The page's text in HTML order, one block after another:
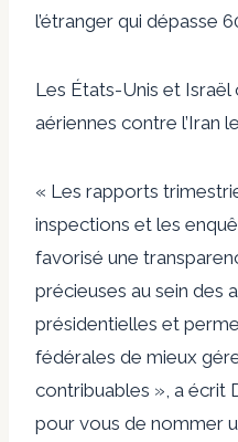
l’étranger qui dépasse
Les États-Unis et
aériennes contre l’Iran
« Les rapports
inspections et les
favorisé une
précieuses au sein des
présidentielles et
fédérales de mieux
contribuables », a écrit
pour vous de nommer